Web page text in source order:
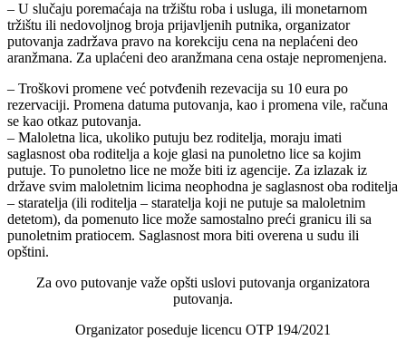
– U slučaju poremaćaja na tržištu roba i usluga, ili monetarnom
tržištu ili nedovoljnog broja prijavljenih putnika, organizator
putovanja zadržava pravo na korekciju cena na neplaćeni deo
aranžmana. Za uplaćeni deo aranžmana cena ostaje nepromenjena.
– Troškovi promene već potvđenih rezevacija su 10 eura po
rezervaciji. Promena datuma putovanja, kao i promena vile, računa
se kao otkaz putovanja.
– Maloletna lica, ukoliko putuju bez roditelja, moraju imati
saglasnost oba roditelja a koje glasi na punoletno lice sa kojim
putuje. To punoletno lice ne može biti iz agencije. Za izlazak iz
države svim maloletnim licima neophodna je saglasnost oba roditelja
– staratelja (ili roditelja – staratelja koji ne putuje sa maloletnim
detetom), da pomenuto lice može samostalno preći granicu ili sa
punoletnim pratiocem. Saglasnost mora biti overena u sudu ili
opštini.
Za ovo putovanje važe opšti uslovi putovanja organizatora
putovanja.
Organizator poseduje licencu OTP 194/2021